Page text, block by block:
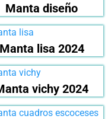
Manta diseño
Manta lisa 2024
vichy 2024